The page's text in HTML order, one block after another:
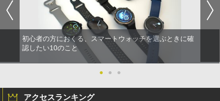
初心者の方におくる、スマートウォッチを選ぶときに確
認したい10のこと
● ● ●
アクセスランキング